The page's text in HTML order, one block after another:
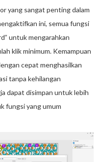
yang sangat penting dalam
ini, semua fungsi
untuk mengarahkan
klik minimum. Kemampuan
cepat menghasilkan
tanpa kehilangan
dapat disimpan untuk lebih
fungsi yang umum